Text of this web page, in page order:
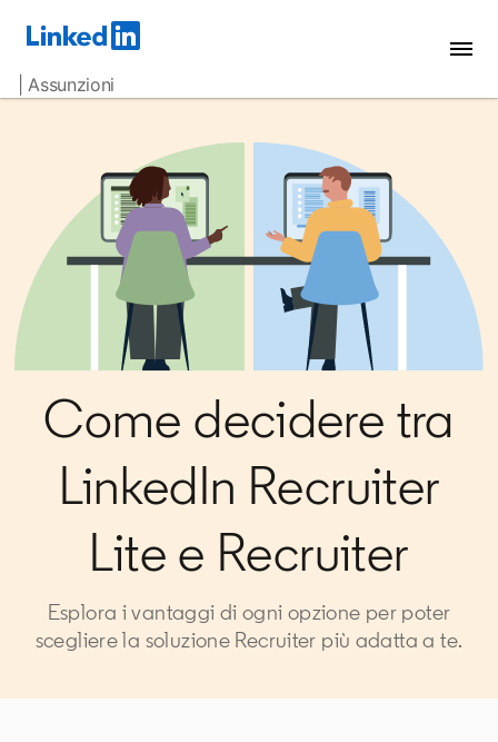
| Assunzioni
Come decidere tra
LinkedIn Recruiter
Lite e Recruiter
Esplora i vantaggi di ogni opzione per poter
scegliere la soluzione Recruiter più adatta a te.